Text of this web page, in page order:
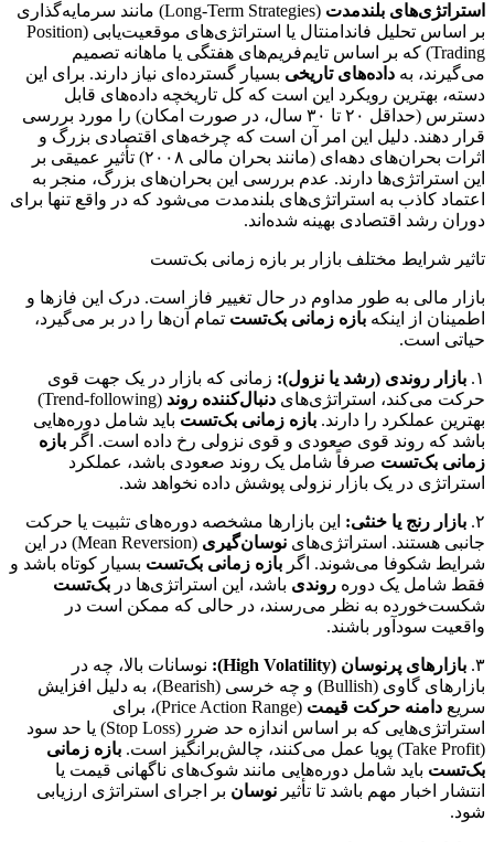
استراتژی‌های بلندمدت
(Long-Term Strategies) مانند سرمایه‌گذاری
بر اساس تحلیل فاندامنتال یا استراتژی‌های موقعیت‌یابی (Position
Trading) که بر اساس تایم‌فریم‌های هفتگی یا ماهانه تصمیم
می‌گیرند، به داده‌های تاریخی بسیار گسترده‌ای نیاز دارند. برای این
دسته، بهترین رویکرد این است که کل تاریخچه داده‌های قابل
دسترس (حداقل ۲۰ تا ۳۰ سال، در صورت امکان) را مورد بررسی
قرار دهند. دلیل این امر آن است که چرخه‌های اقتصادی بزرگ و
اثرات بحران‌های دهه‌ای (مانند بحران مالی ۲۰۰۸) تأثیر عمیقی بر
این استراتژی‌ها دارند. عدم بررسی این بحران‌های بزرگ، منجر به
اعتماد کاذب به استراتژی‌های بلندمدت می‌شود که در واقع تنها برای
دوران رشد اقتصادی بهینه شده‌اند.
تاثیر شرایط مختلف بازار بر بازه زمانی بک‌تست
بازار مالی به طور مداوم در حال تغییر فاز است. درک این فازها و
اطمینان از اینکه بازه زمانی بک‌تست تمام آن‌ها را در بر می‌گیرد،
حیاتی است.
۱. بازار روندی (رشد یا نزول): زمانی که بازار در یک جهت قوی
حرکت می‌کند، استراتژی‌های دنبال‌کننده روند
(Trend-following)
بهترین عملکرد را دارند. بازه زمانی بک‌تست باید شامل دوره‌هایی
باشد که روند قوی صعودی و قوی نزولی رخ داده است. اگر بازه
زمانی بک‌تست صرفاً شامل یک روند صعودی باشد، عملکرد
استراتژی در یک بازار نزولی پوشش داده نخواهد شد.
۲. بازار رنج یا خنثی: این بازارها مشخصه دوره‌های تثبیت یا حرکت
جانبی هستند. استراتژی‌های نوسان‌گیری
(Mean Reversion) در این
شرایط شکوفا می‌شوند. اگر بازه زمانی بک‌تست بسیار کوتاه باشد و
فقط شامل یک دوره روندی باشد، این استراتژی‌ها در بک‌تست
شکست‌خورده به نظر می‌رسند، در حالی که ممکن است در
واقعیت سودآور باشند.
۳. بازارهای پرنوسان (High Volatility):
نوسانات بالا، چه در
بازارهای گاوی (Bullish) و چه خرسی (Bearish)، به دلیل افزایش
سریع دامنه حرکت قیمت
(Price Action Range)، برای
استراتژی‌هایی که بر اساس اندازه حد ضرر (Stop Loss) یا حد سود
(Take Profit) پویا عمل می‌کنند، چالش‌برانگیز است.
بازه زمانی
بک‌تست باید شامل دوره‌هایی مانند شوک‌های ناگهانی قیمت یا
انتشار اخبار مهم باشد تا تأثیر نوسان بر اجرای استراتژی ارزیابی
شود.